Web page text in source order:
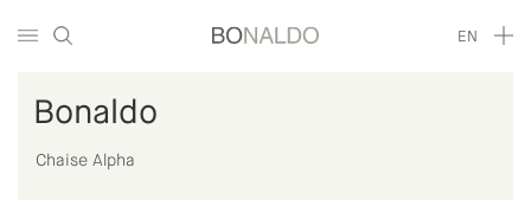
EN
Bonaldo
Chaise Alpha